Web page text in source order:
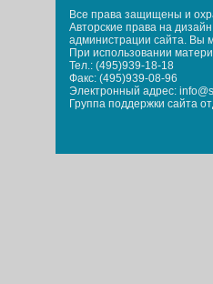
Все права защищены и
Авторские права на
администрации сайта. Вы
При использовании
Тел.: (495)939-18-18
Факс: (495)939-08-96
Электронный адрес:
Группа поддержки сайта